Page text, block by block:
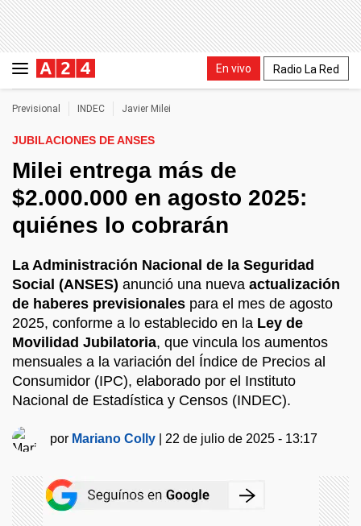
En vivo Radio La Red
Previsional INDEC Javier Milei
JUBILACIONES DE ANSES
Milei entrega más de
$2.000.000 en agosto 2025:
quiénes lo cobrarán
La Administración Nacional de la Seguridad
Social (ANSES) anunció una nueva actualización
de haberes previsionales para el mes de agosto
2025, conforme a lo establecido en la Ley de
Movilidad Jubilatoria, que vincula los aumentos
mensuales a la variación del Índice de Precios al
Consumidor (IPC), elaborado por el Instituto
Nacional de Estadística y Censos (INDEC).
por Mariano Colly 22 de julio de 2025 - 13:17